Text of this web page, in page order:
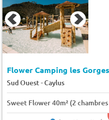
Flower Camping les
Sud Ouest-Caylus
Sweet Flower 40m² (2